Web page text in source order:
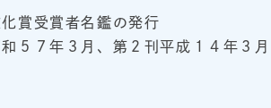
賞受賞者名鑑の発行
５７年３月、第２刊平成１４年３